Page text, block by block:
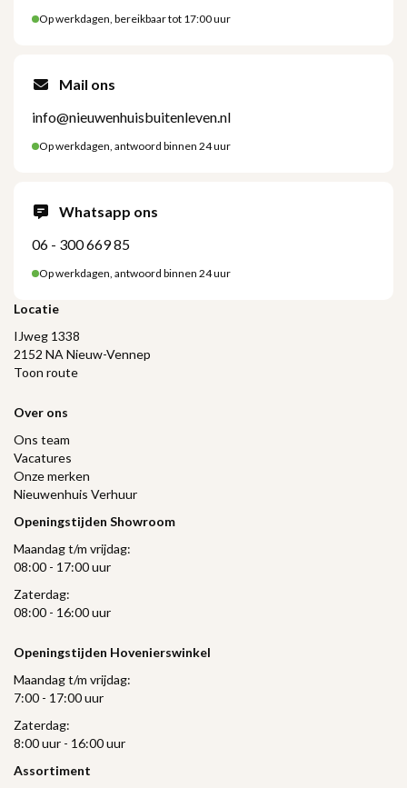
Op werkdagen, bereikbaar tot 17:00 uur
Mail ons
info@nieuwenhuisbuitenleven.nl
Op werkdagen, antwoord binnen 24 uur
Whatsapp ons
06 - 300 669 85
Op werkdagen, antwoord binnen 24 uur
Locatie
IJweg 1338
2152 NA Nieuw-Vennep
Toon route
Over ons
Ons team
Vacatures
Onze merken
Nieuwenhuis Verhuur
Openingstijden Showroom
Maandag t/m vrijdag:
08:00 - 17:00 uur
Zaterdag:
08:00 - 16:00 uur
Openingstijden Hovenierswinkel
Maandag t/m vrijdag:
7:00 - 17:00 uur
Zaterdag:
8:00 uur - 16:00 uur
Assortiment